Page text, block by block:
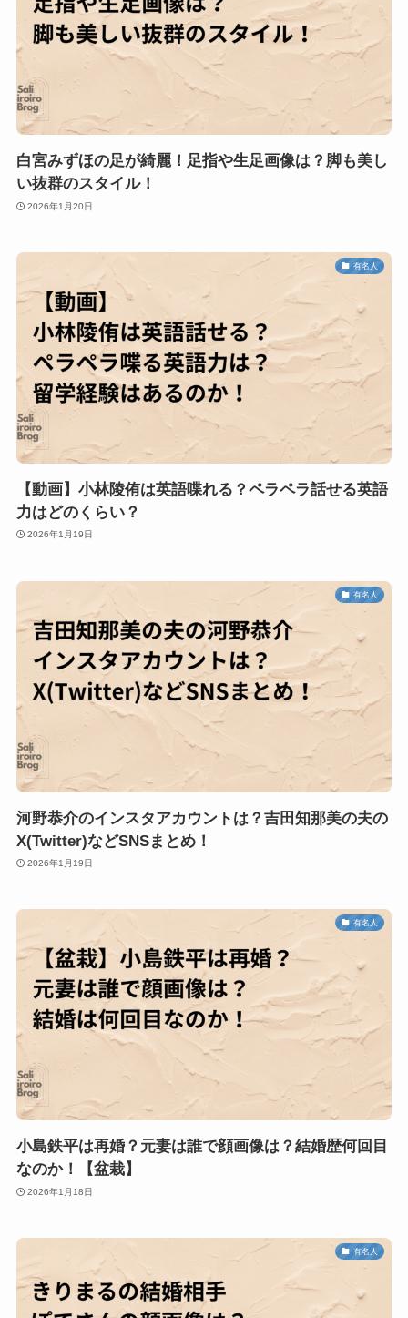
白宮みずほの足が綺麗！足指や生足画像は？脚も美し
い抜群のスタイル！
2026年1月20日
有名人
【動画】小林陵侑は英語喋れる？ペラペラ話せる英語
力はどのくらい？
2026年1月19日
有名人
河野恭介のインスタアカウントは？吉田知那美の夫の
X(Twitter)などSNSまとめ！
2026年1月19日
有名人
小島鉄平は再婚？元妻は誰で顔画像は？結婚歴何回目
なのか！【盆栽】
2026年1月18日
有名人